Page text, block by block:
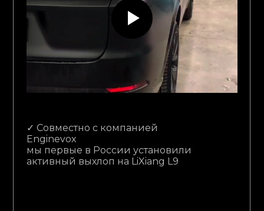
✓ Совместно с компанией
Enginevox
мы первые в России установили
активный выхлоп на LiXiang L9